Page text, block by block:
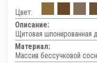
Цвет:
Описание:
Щитовая шпонированная
Материал:
Массив бессучковой